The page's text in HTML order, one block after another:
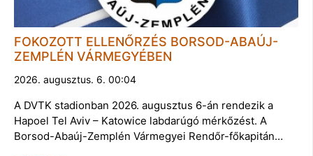
FOKOZOTT ELLENŐRZÉS BORSOD-ABAÚJ-
ZEMPLÉN VÁRMEGYÉBEN
2026. augusztus. 6. 00:04
A DVTK stadionban 2026. augusztus 6-án rendezik a
Hapoel Tel Aviv – Katowice labdarúgó mérkőzést. A
Borsod-Abaúj-Zemplén Vármegyei Rendőr-főkapitán…